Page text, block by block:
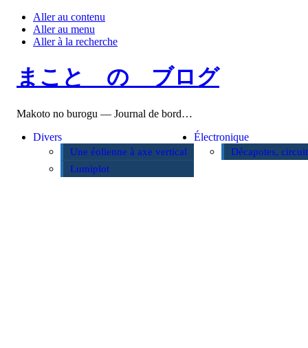
Aller au contenu
Aller au menu
Aller à la recherche
まこと の ブログ
Makoto no burogu — Journal de bord…
Divers
Une éolienne à axe vertical
Lumiplot
Électronique
Décapotes,